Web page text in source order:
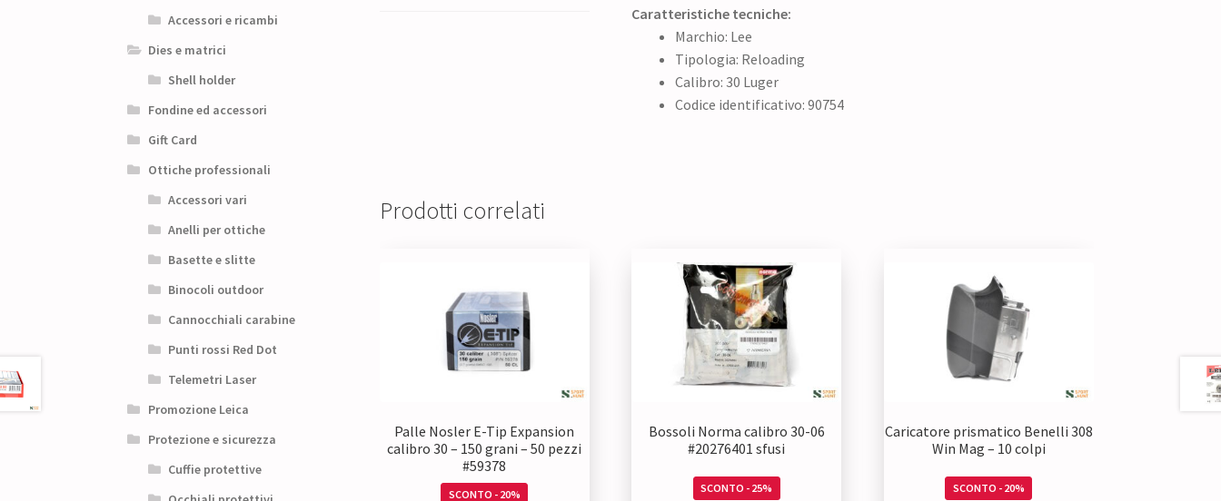
Caratteristiche tecniche:
Marchio: Lee
Tipologia: Reloading
Calibro: 30 Luger
Codice identificativo: 90754
Prodotti correlati
Palle Nosler E-Tip Expansion
calibro 30 – 150 grani – 50 pezzi
#59378
SCONTO - 20%
Bossoli Norma calibro 30-06
#20276401 sfusi
SCONTO - 25%
Caricatore prismatico Benelli 308
Win Mag – 10 colpi
SCONTO - 20%
Accessori e ricambi
Dies e matrici
Shell holder
Fondine ed accessori
Gift Card
Ottiche professionali
Accessori vari
Anelli per ottiche
Basette e slitte
Binocoli outdoor
Cannocchiali carabine
Punti rossi Red Dot
Telemetri Laser
Promozione Leica
Protezione e sicurezza
Cuffie protettive